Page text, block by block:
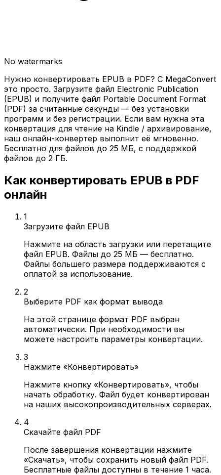
No watermarks
Нужно конвертировать EPUB в PDF? С MegaConvert
это просто. Загрузите файл Electronic Publication
(EPUB) и получите файл Portable Document Format
(PDF) за считанные секунды — без установки
программ и без регистрации. Если вам нужна эта
конвертация для чтение на Kindle / архивирование,
наш онлайн-конвертер выполнит её мгновенно.
Бесплатно для файлов до 25 МБ, с поддержкой
файлов до 2 ГБ.
Как конвертировать EPUB в PDF
онлайн
1
Загрузите файл EPUB
Нажмите на область загрузки или перетащите
файл EPUB. Файлы до 25 МБ — бесплатно.
Файлы большего размера поддерживаются с
оплатой за использование.
2
Выберите PDF как формат вывода
На этой странице формат PDF выбран
автоматически. При необходимости вы
можете настроить параметры конвертации.
3
Нажмите «Конвертировать»
Нажмите кнопку «Конвертировать», чтобы
начать обработку. Файл будет конвертирован
на наших высокопроизводительных серверах.
4
Скачайте файл PDF
После завершения конвертации нажмите
«Скачать», чтобы сохранить новый файл PDF.
Бесплатные файлы доступны в течение 1 часа.